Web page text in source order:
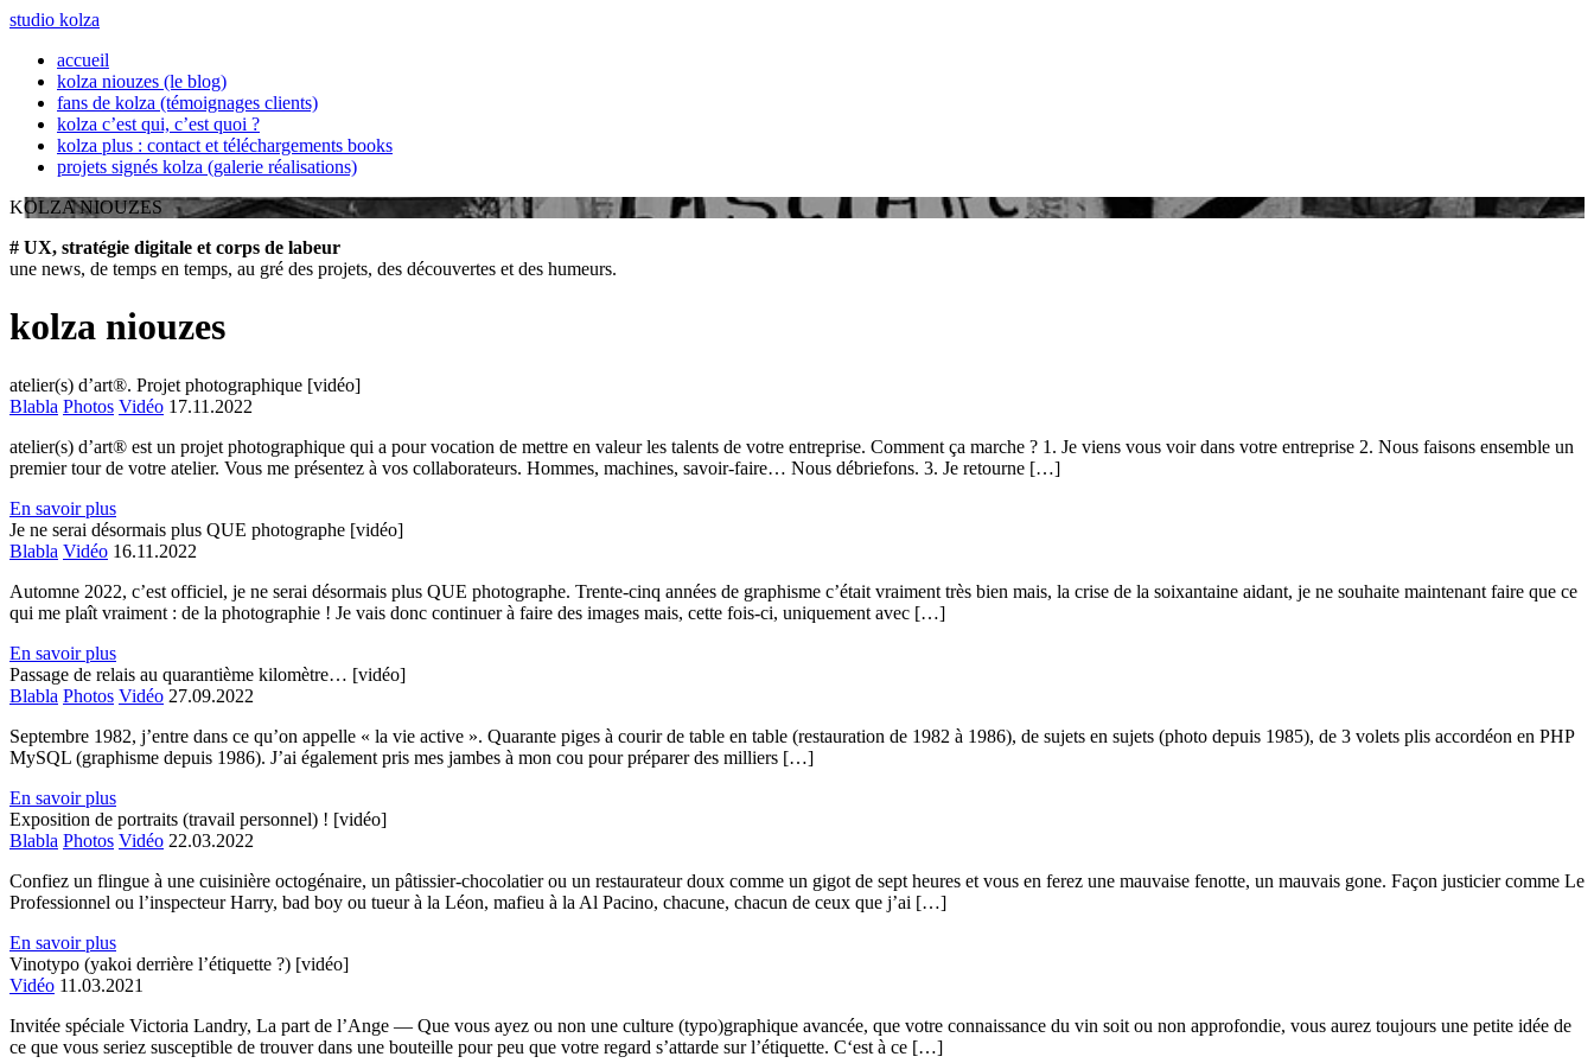
studio kolza
accueil
kolza niouzes (le blog)
fans de kolza (témoignages clients)
kolza c’est qui, c’est quoi ?
kolza plus : contact et téléchargements books
projets signés kolza (galerie réalisations)
KOLZA NIOUZES
# UX, stratégie digitale et corps de labeur
une news, de temps en temps, au gré des projets, des découvertes et des humeurs.
kolza niouzes
atelier(s) d’art®. Projet photographique [vidéo]
Blabla Photos Vidéo 17.11.2022
atelier(s) d’art® est un projet photographique qui a pour vocation de mettre en valeur les talents de votre entreprise. Comment ça marche ? 1. Je viens vous voir dans votre entreprise 2. Nous faisons ensemble un
premier tour de votre atelier. Vous me présentez à vos collaborateurs. Hommes, machines, savoir-faire… Nous débriefons. 3. Je retourne […]
En savoir plus
Je ne serai désormais plus QUE photographe [vidéo]
Blabla Vidéo 16.11.2022
Automne 2022, c’est officiel, je ne serai désormais plus QUE photographe. Trente-cinq années de graphisme c’était vraiment très bien mais, la crise de la soixantaine aidant, je ne souhaite maintenant faire que ce
qui me plaît vraiment : de la photographie ! Je vais donc continuer à faire des images mais, cette fois-ci, uniquement avec […]
En savoir plus
Passage de relais au quarantième kilomètre… [vidéo]
Blabla Photos Vidéo 27.09.2022
Septembre 1982, j’entre dans ce qu’on appelle « la vie active ». Quarante piges à courir de table en table (restauration de 1982 à 1986), de sujets en sujets (photo depuis 1985), de 3 volets plis accordéon en PHP
MySQL (graphisme depuis 1986). J’ai également pris mes jambes à mon cou pour préparer des milliers […]
En savoir plus
Exposition de portraits (travail personnel) ! [vidéo]
Blabla Photos Vidéo 22.03.2022
Confiez un flingue à une cuisinière octogénaire, un pâtissier-chocolatier ou un restaurateur doux comme un gigot de sept heures et vous en ferez une mauvaise fenotte, un mauvais gone. Façon justicier comme Le
Professionnel ou l’inspecteur Harry, bad boy ou tueur à la Léon, mafieu à la Al Pacino, chacune, chacun de ceux que j’ai […]
En savoir plus
Vinotypo (yakoi derrière l’étiquette ?) [vidéo]
Vidéo 11.03.2021
Invitée spéciale Victoria Landry, La part de l’Ange — Que vous ayez ou non une culture (typo)graphique avancée, que votre connaissance du vin soit ou non approfondie, vous aurez toujours une petite idée de
ce que vous seriez susceptible de trouver dans une bouteille pour peu que votre regard s’attarde sur l’étiquette. C‘est à ce […]